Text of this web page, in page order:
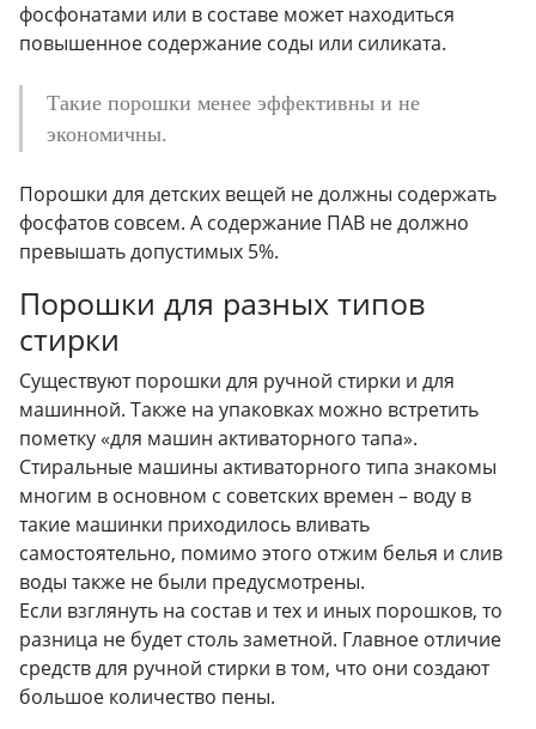
фосфонатами или в составе может находиться
повышенное содержание соды или силиката.
Такие порошки менее эффективны и не
экономичны.
Порошки для детских вещей не должны содержать
фосфатов совсем. А содержание ПАВ не должно
превышать допустимых 5%.
Порошки для разных типов
стирки
Существуют порошки для ручной стирки и для
машинной. Также на упаковках можно встретить
пометку «для машин активаторного тапа».
Стиральные машины активаторного типа знакомы
многим в основном с советских времен – воду в
такие машинки приходилось вливать
самостоятельно, помимо этого отжим белья и слив
воды также не были предусмотрены.
Если взглянуть на состав и тех и иных порошков, то
разница не будет столь заметной. Главное отличие
средств для ручной стирки в том, что они создают
большое количество пены.